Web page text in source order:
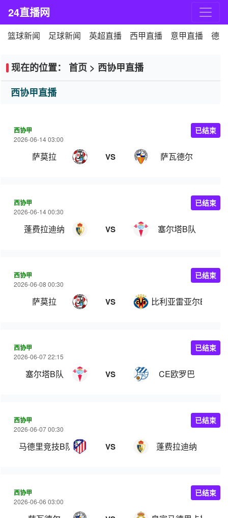
24直播网
篮球新闻 足球新闻 英超直播 西甲直播 意甲直播 德
现在的位置： 首页 > 西协甲直播
西协甲直播
西协甲
2026-06-14 03:00
萨莫拉 VS 萨瓦德尔
已结束
西协甲
2026-06-14 00:30
蓬费拉迪纳 VS 塞尔塔B队
已结束
西协甲
2026-06-08 00:30
萨莫拉 VS 比利亚雷亚尔B队
已结束
西协甲
2026-06-07 22:15
塞尔塔B队 VS CE欧罗巴
已结束
西协甲
2026-06-07 00:30
马德里竞技B队 VS 蓬费拉迪纳
已结束
西协甲
2026-06-06 03:00
已结束